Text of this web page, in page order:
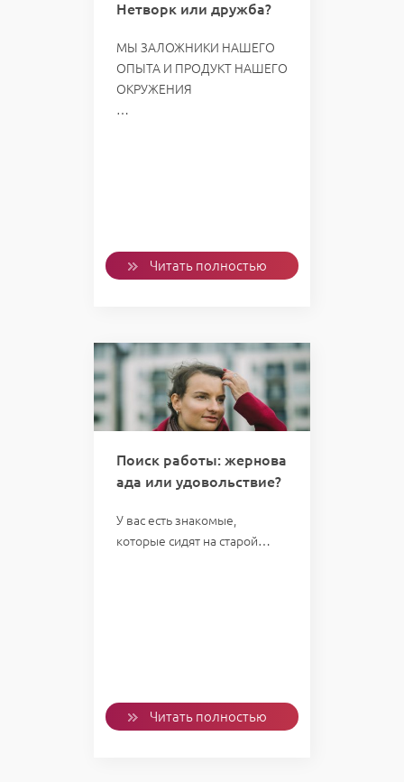
Нетворк или дружба?
МЫ ЗАЛОЖНИКИ НАШЕГО
ОПЫТА И ПРОДУКТ НАШЕГО
ОКРУЖЕНИЯ
…
Читать полностью
Поиск работы: жернова
ада или удовольствие?
У вас есть знакомые,
которые сидят на старой…
Читать полностью